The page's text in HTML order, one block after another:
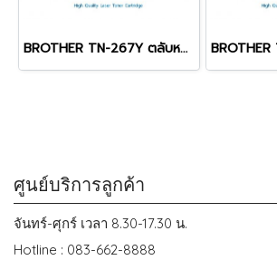
BROTHER TN-267Y ตลับหมึก สีเหลือง พิมพ์คมชัด สุดคุ้ม!
ศูนย์บริการลูกค้า
จันทร์-ศุกร์ เวลา 8.30-17.30 น.
Hotline : 083-662-8888